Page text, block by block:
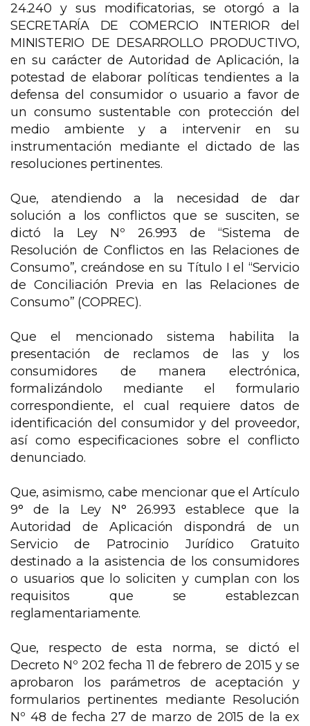
24.240 y sus modificatorias, se otorgó a la
SECRETARÍA DE COMERCIO INTERIOR del
MINISTERIO DE DESARROLLO PRODUCTIVO,
en su carácter de Autoridad de Aplicación, la
potestad de elaborar políticas tendientes a la
defensa del consumidor o usuario a favor de
un consumo sustentable con protección del
medio ambiente y a intervenir en su
instrumentación mediante el dictado de las
resoluciones pertinentes.
Que, atendiendo a la necesidad de dar
solución a los conflictos que se susciten, se
dictó la Ley Nº 26.993 de “Sistema de
Resolución de Conflictos en las Relaciones de
Consumo”, creándose en su Título I el “Servicio
de Conciliación Previa en las Relaciones de
Consumo” (COPREC).
Que el mencionado sistema habilita la
presentación de reclamos de las y los
consumidores de manera electrónica,
formalizándolo mediante el formulario
correspondiente, el cual requiere datos de
identificación del consumidor y del proveedor,
así como especificaciones sobre el conflicto
denunciado.
Que, asimismo, cabe mencionar que el Artículo
9° de la Ley N° 26.993 establece que la
Autoridad de Aplicación dispondrá de un
Servicio de Patrocinio Jurídico Gratuito
destinado a la asistencia de los consumidores
o usuarios que lo soliciten y cumplan con los
requisitos que se establezcan
reglamentariamente.
Que, respecto de esta norma, se dictó el
Decreto Nº 202 fecha 11 de febrero de 2015 y se
aprobaron los parámetros de aceptación y
formularios pertinentes mediante Resolución
Nº 48 de fecha 27 de marzo de 2015 de la ex